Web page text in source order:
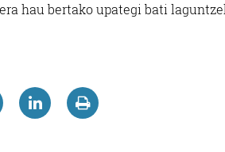
hau bertako upategi bati